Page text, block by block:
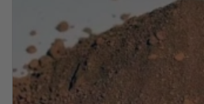
Блоки ФБС
Вентиляционное оборудование